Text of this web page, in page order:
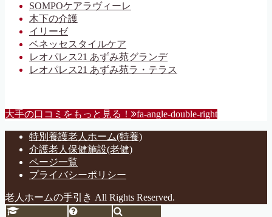
SOMPOケアラヴィーレ
木下の介護
イリーゼ
ベネッセスタイルケア
レオパレス21 あずみ苑グランデ
レオパレス21 あずみ苑ラ・テラス
大手の口コミをもっと見る！ fa-angle-double-right
特別養護老人ホーム(特養)
介護老人保健施設(老健)
ページ一覧
プライバシーポリシー
老人ホームの手引き All Rights Reserved.